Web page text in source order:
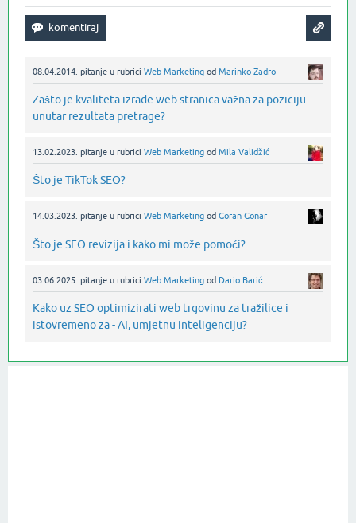
08.04.2014. pitanje u rubrici Web Marketing od Marinko Zadro
Zašto je kvaliteta izrade web stranica važna za poziciju
unutar rezultata pretrage?
13.02.2023. pitanje u rubrici Web Marketing od Mila Validžić
Što je TikTok SEO?
14.03.2023. pitanje u rubrici Web Marketing od Goran Gonar
Što je SEO revizija i kako mi može pomoći?
03.06.2025. pitanje u rubrici Web Marketing od Dario Barić
Kako uz SEO optimizirati web trgovinu za tražilice i
istovremeno za - AI, umjetnu inteligenciju?